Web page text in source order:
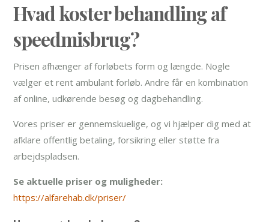
Hvad koster behandling af
speedmisbrug?
Prisen afhænger af forløbets form og længde. Nogle
vælger et rent ambulant forløb. Andre får en kombination
af online, udkørende besøg og dagbehandling.
Vores priser er gennemskuelige, og vi hjælper dig med at
afklare offentlig betaling, forsikring eller støtte fra
arbejdspladsen.
Se aktuelle priser og muligheder:
https://alfarehab.dk/priser/